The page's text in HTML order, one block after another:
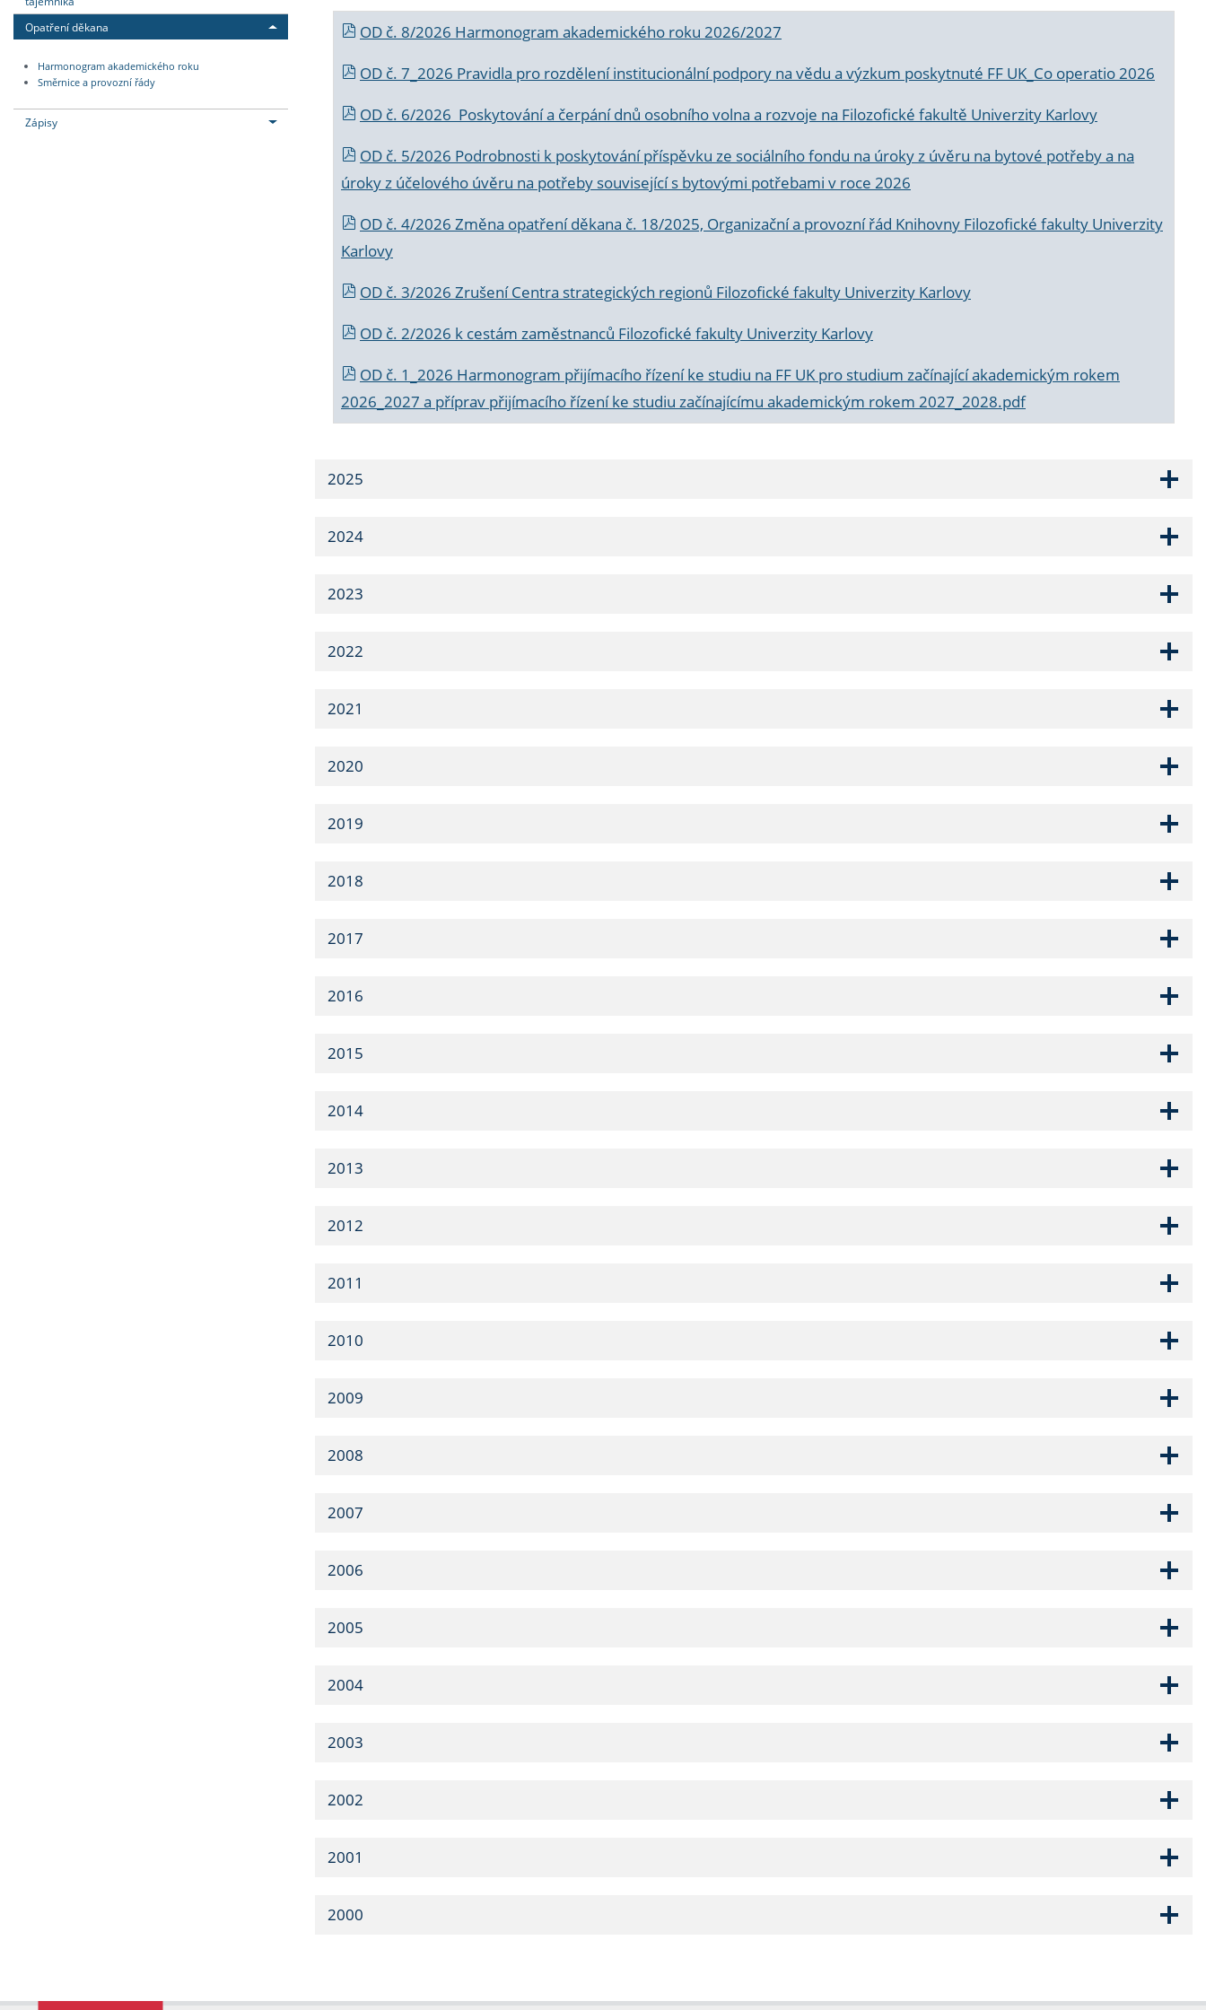
Opatření děkana
Harmonogram akademického roku
Směrnice a provozní řády
Zápisy
OD č. 8/2026 Harmonogram akademického roku 2026/2027
OD č. 7_2026 Pravidla pro rozdělení institucionální podpory na vědu a výzkum poskytnuté FF UK_Co operatio 2026
OD č. 6/2026 Poskytování a čerpání dnů osobního volna a rozvoje na Filozofické fakultě Univerzity Karlovy
OD č. 5/2026 Podrobnosti k poskytování příspěvku ze sociálního fondu na úroky z úvěru na bytové potřeby a na
úroky z účelového úvěru na potřeby související s bytovými potřebami v roce 2026
OD č. 4/2026 Změna opatření děkana č. 18/2025, Organizační a provozní řád Knihovny Filozofické fakulty Univerzity
Karlovy
OD č. 3/2026 Zrušení Centra strategických regionů Filozofické fakulty Univerzity Karlovy
OD č. 2/2026 k cestám zaměstnanců Filozofické fakulty Univerzity Karlovy
OD č. 1_2026 Harmonogram přijímacího řízení ke studiu na FF UK pro studium začínající akademickým rokem
2026_2027 a příprav přijímacího řízení ke studiu začínajícímu akademickým rokem 2027_2028.pdf
2025
2024
2023
2022
2021
2020
2019
2018
2017
2016
2015
2014
2013
2012
2011
2010
2009
2008
2007
2006
2005
2004
2003
2002
2001
2000